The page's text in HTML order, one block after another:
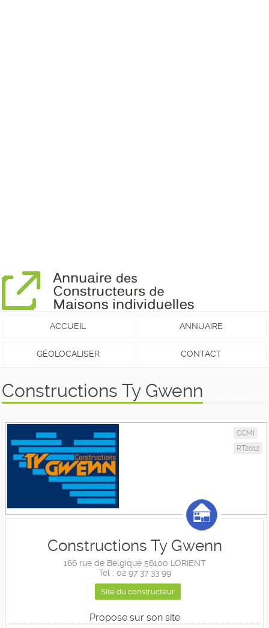
ACCUEIL ANNUAIRE
GÉOLOCALISER CONTACT
Constructions Ty Gwenn
CCMI
RT2012
Constructions Ty Gwenn
166 rue de Belgique 56100 LORIENT
Tél : 02 97 37 33 99
Site du constructeur
Propose sur son site